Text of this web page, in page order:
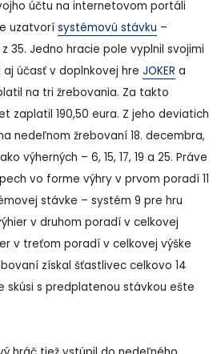
účtu na internetovom portáli
uzatvorí systémovú stávku –
35. Jedno hracie pole vyplnil svojimi
účasť v doplnkovej hre JOKER a
na tri žrebovania. Za takto
zaplatil 190,50 eura. Z jeho deviatich
nedeľnom žrebovaní 18. decembra,
výherných – 6, 15, 17, 19 a 25. Práve
vo forme výhry v prvom poradí 11
stávke – systém 9 pre hru
v druhom poradí v celkovej
v treťom poradí v celkovej výške
získal šťastlivec celkovo 14
skúsi s predplatenou stávkou ešte